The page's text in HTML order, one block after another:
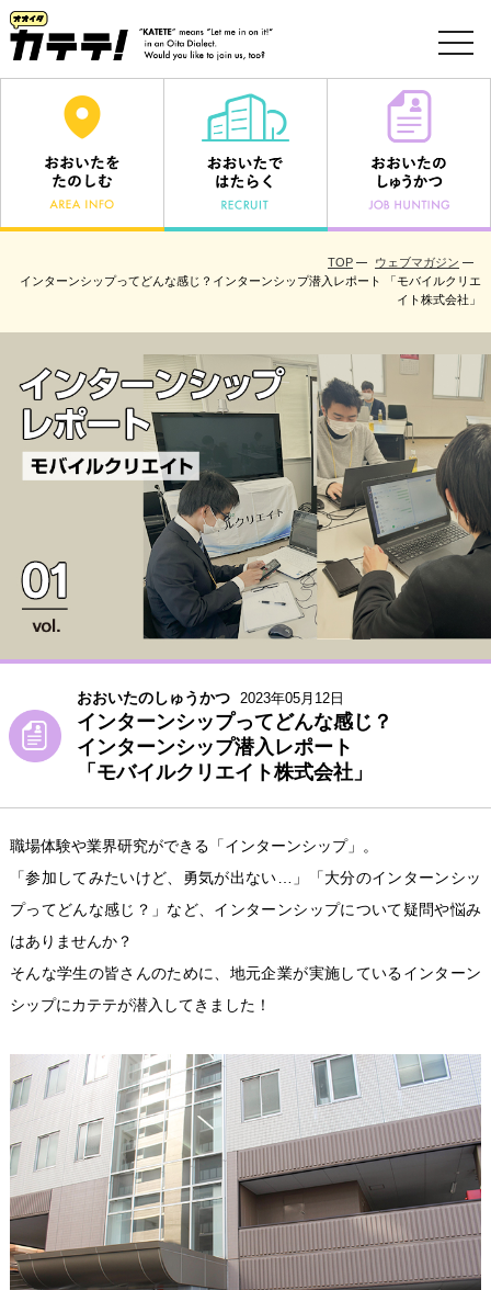
TOP
ウェブマガジン
インターンシップってどんな感じ？インターンシップ潜入レポート 「モバイルクリエ
イト株式会社」
おおいたのしゅうかつ 2023年05月12日
インターンシップってどんな感じ？
インターンシップ潜入レポート
「モバイルクリエイト株式会社」
職場体験や業界研究ができる「インターンシップ」。
「参加してみたいけど、勇気が出ない…」「大分のインターンシッ
プってどんな感じ？」など、インターンシップについて疑問や悩み
はありませんか？
そんな学生の皆さんのために、地元企業が実施しているインターン
シップにカテテが潜入してきました！